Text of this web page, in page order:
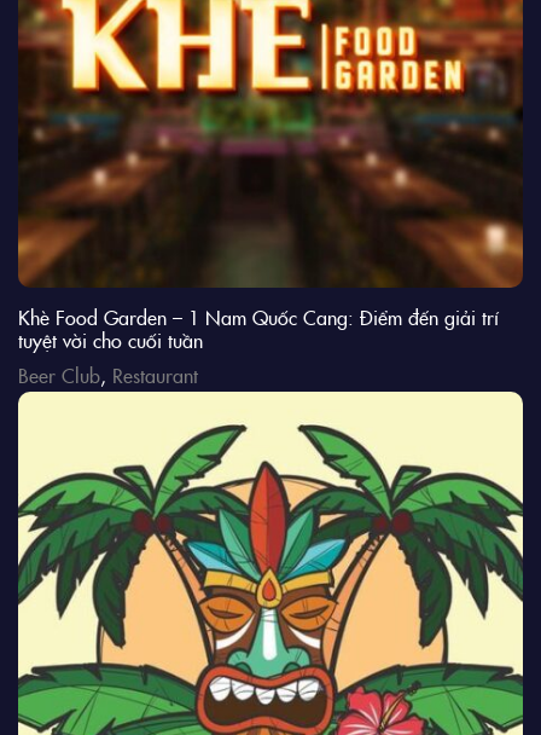
Khè Food Garden – 1 Nam Quốc Cang: Điểm đến giải trí
tuyệt vời cho cuối tuần
Beer Club, Restaurant